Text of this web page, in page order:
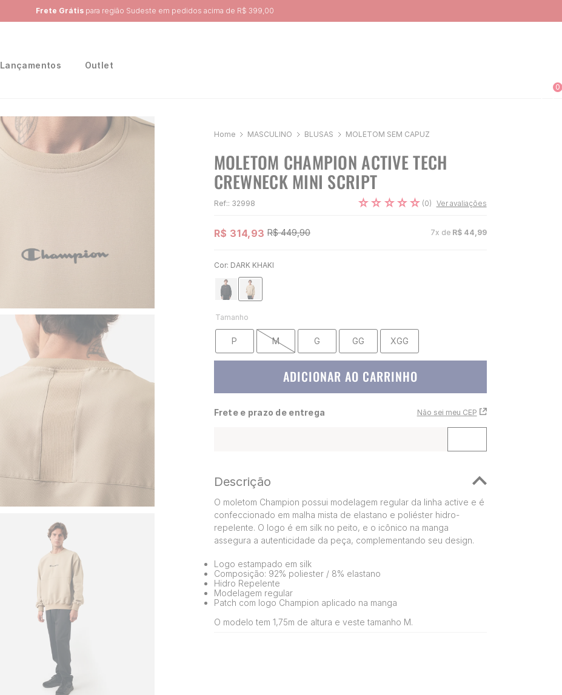
Ganhe 10% na primeira compra, utilizando o cupom: PRIMEIRA10
Lançamentos Outlet
0
MASCULINO BLUSAS MOLETOM SEM CAPUZ
MOLETOM CHAMPION ACTIVE TECH
CREWNECK MINI SCRIPT
Ref:: 32998 ☆☆ ☆☆☆ (0) Ver avaliações
R$ 314,93 R$ 449,90 7x de R$ 44 99
Cor: DARK KHAKI
Tamanho
P M G GG XGG
ADICIONAR AO CARRINHO
Frete e prazo de entrega Não sei meu CEP
Descrição
O moletom Champion possui modelagem regular da linha active e é
confeccionado em malha mista de elastano e poliéster hidro-
repelente. O logo é em silk no peito, e o icônico na manga
assegura a autenticidade da peça, complementando seu design.
Logo estampado em silk
Composição: 92% poliester / 8% elastano
Hidro Repelente
Modelagem regular
Patch com logo Champion aplicado na manga
O modelo tem 1,75m de altura e veste tamanho M.